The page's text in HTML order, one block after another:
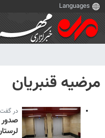
مرضیه قنبریان
در